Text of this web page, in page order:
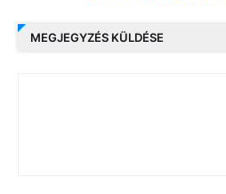
MEGJEGYZÉS KÜLDÉSE